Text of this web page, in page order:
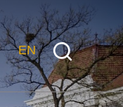
EN